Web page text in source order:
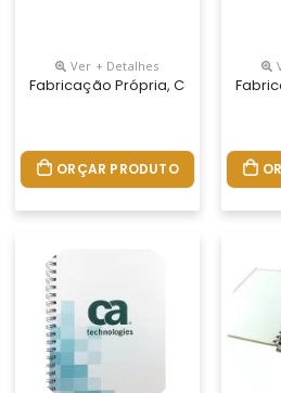
Personalizados Do Seu
Ver + Detalhes
Fabricação Própria, Cadernos
ORÇAR PRODUTO